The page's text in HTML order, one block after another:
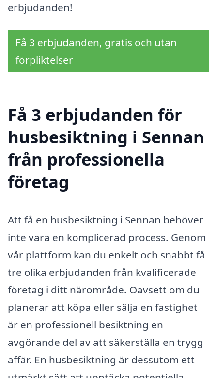
erbjudanden!
Få 3 erbjudanden, gratis och utan
förpliktelser
Få 3 erbjudanden för
husbesiktning i Sennan
från professionella
företag
Att få en husbesiktning i Sennan behöver
inte vara en komplicerad process. Genom
vår plattform kan du enkelt och snabbt få
tre olika erbjudanden från kvalificerade
företag i ditt närområde. Oavsett om du
planerar att köpa eller sälja en fastighet
är en professionell besiktning en
avgörande del av att säkerställa en trygg
affär. En husbesiktning är dessutom ett